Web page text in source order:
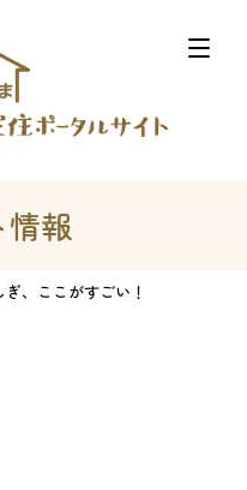
情報
、ここがすごい！